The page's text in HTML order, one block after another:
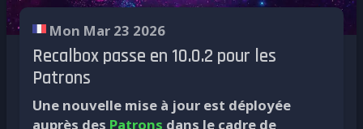
Mon Mar 23 2026
Recalbox passe en 10.0.2 pour les
Patrons
Une nouvelle mise à jour est déployée
auprès des Patrons dans le cadre de